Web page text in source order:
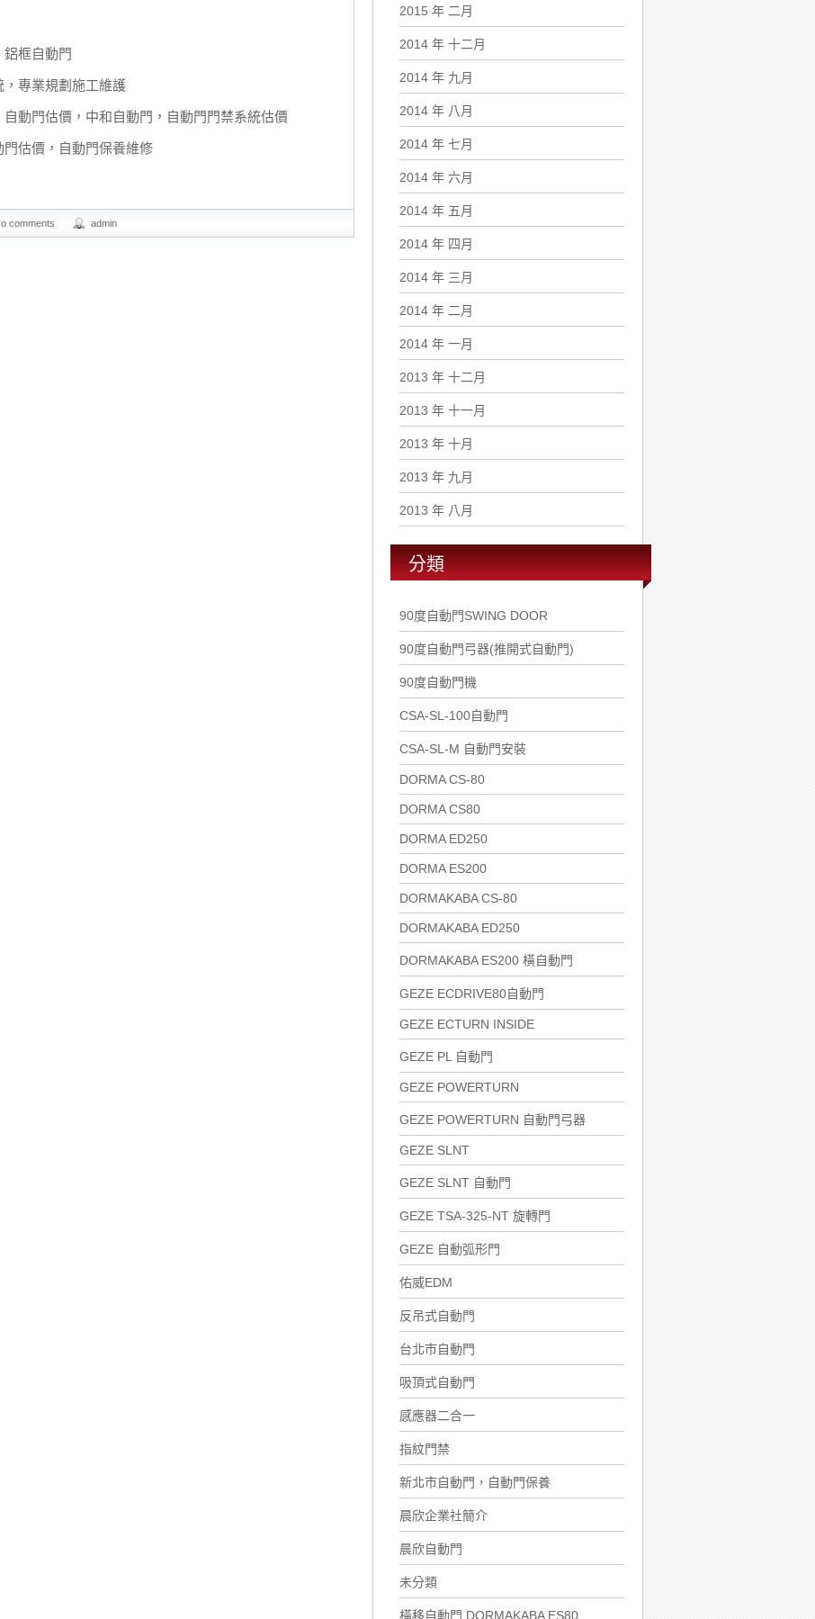
框自動門
專業規劃施工維護
動門估價，中和自動門，自動門門禁系統估價
估價，自動門保養維修
comments admin
2015 年 二月
2014 年 十二月
2014 年 九月
2014 年 八月
2014 年 七月
2014 年 六月
2014 年 五月
2014 年 四月
2014 年 三月
2014 年 二月
2014 年 一月
2013 年 十二月
2013 年 十一月
2013 年 十月
2013 年 九月
2013 年 八月
分類
90度自動門SWING DOOR
90度自動門弓器(推開式自動門)
90度自動門機
CSA-SL-100自動門
CSA-SL-M 自動門安裝
DORMA CS-80
DORMA CS80
DORMA ED250
DORMA ES200
DORMAKABA CS-80
DORMAKABA ED250
DORMAKABA ES200 橫自動門
GEZE ECDRIVE80自動門
GEZE ECTURN INSIDE
GEZE PL 自動門
GEZE POWERTURN
GEZE POWERTURN 自動門弓器
GEZE SLNT
GEZE SLNT 自動門
GEZE TSA-325-NT 旋轉門
GEZE 自動弧形門
佑威EDM
反吊式自動門
台北市自動門
吸頂式自動門
感應器二合一
指紋門禁
新北市自動門，自動門保養
晨欣企業社簡介
晨欣自動門
未分類
橫移自動門 DORMAKABA ES80